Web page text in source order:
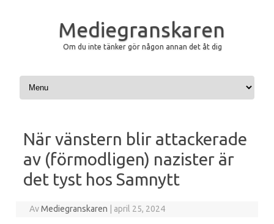
Mediegranskaren
Om du inte tänker gör någon annan det åt dig
Hoppa till innehåll
När vänstern blir attackerade
av (förmodligen) nazister är
det tyst hos Samnytt
AvMediegranskaren april 25, 2024